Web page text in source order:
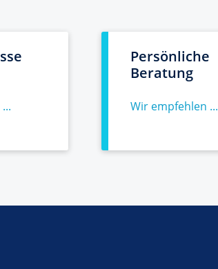
Persönliche
Beratung
Wir empfehlen ...